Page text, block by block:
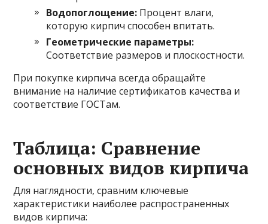
Водопоглощение: Процент влаги,
которую кирпич способен впитать.
Геометрические параметры:
Соответствие размеров и плоскостности.
При покупке кирпича всегда обращайте
внимание на наличие сертификатов качества и
соответствие ГОСТам.
Таблица: Сравнение
основных видов кирпича
Для наглядности, сравним ключевые
характеристики наиболее распространенных
видов кирпича: